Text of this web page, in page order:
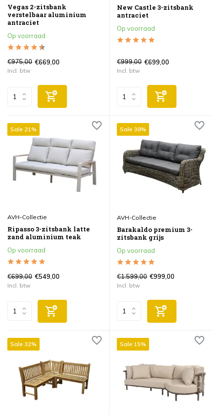
Vegas 2-zitsbank
verstelbaar aluminium
antraciet
Op voorraad
€975,00 €669,00
Incl. btw
New Castle 3-zitsbank
antraciet
Op voorraad
€999,00 €699,00
Incl. btw
Sale 21%
AVH-Collectie
Ripasso 3-zitsbank latte
zand aluminium teak
Op voorraad
€699,00 €549,00
Incl. btw
Sale 38%
AVH-Collectie
Barakaldo premium 3-
zitsbank grijs
Op voorraad
€1.599,00 €999,00
Incl. btw
Sale 32% Sale 15%